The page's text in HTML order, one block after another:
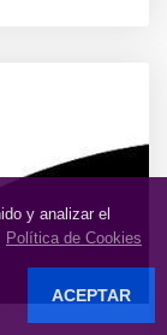
y analizar el
Política de Cookies
ACEPTAR